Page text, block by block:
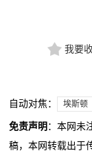
我要
自动对焦： 埃斯顿
免责声明 ：本网未
稿，本网转载出于